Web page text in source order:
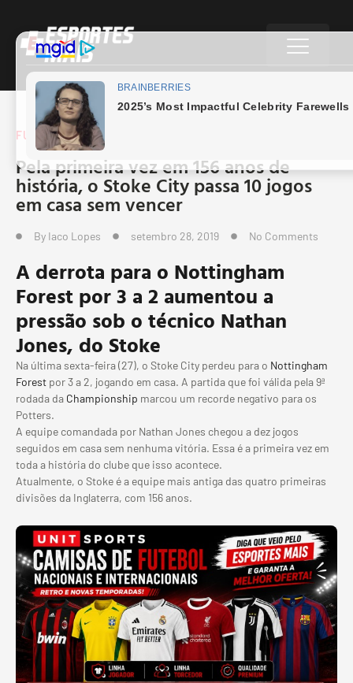
FUTEBOL EUROPEU
Pela primeira vez em 156 anos de
história, o Stoke City passa 10 jogos
em casa sem vencer
By Iaco Lopes setembro 28, 2019 No Comments
A derrota para o Nottingham
Forest por 3 a 2 aumentou a
pressão sob o técnico Nathan
Jones, do Stoke
Na última sexta-feira (27), o Stoke City perdeu para o Nottingham
Forest por 3 a 2, jogando em casa. A partida que foi válida pela 9ª
rodada da Championship marcou um recorde negativo para os
Potters.
A equipe comandada por Nathan Jones chegou a dez jogos
seguidos em casa sem nenhuma vitória. Essa é a primeira vez em
toda a história do clube que isso acontece.
Atualmente, o Stoke é a equipe mais antiga das quatro primeiras
divisões da Inglaterra, com 156 anos.